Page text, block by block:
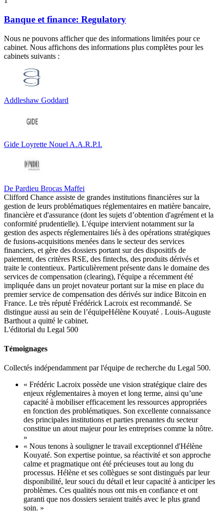
Banque et finance: Regulatory
Nous ne pouvons afficher que des informations limitées pour ce
cabinet. Nous affichons des informations plus complètes pour les
cabinets suivants :
Addleshaw Goddard
Gide Loyrette Nouel A.A.R.P.I.
De Pardieu Brocas Maffei
Clifford Chance assiste de grandes institutions financières sur la
gestion de leurs problématiques réglementaires en matière bancaire,
financière et d'assurance (dont les sujets d’obtention d'agrément et la
conformité prudentielle). L'équipe intervient notamment sur la
gestion des aspects réglementaires liés à des opérations stratégiques
de fusions-acquisitions menées dans le secteur des services
financiers, et gère des dossiers portant sur des dispositifs de
paiement, des critères RSE, des fintechs, des produits dérivés et
traite le contentieux. Particulièrement présente dans le domaine des
services de compensation (clearing), l'équipe a récemment été
impliquée dans un projet novateur portant sur la mise en place du
premier service de compensation des dérivés sur indice Bitcoin en
France. Le très réputé Frédérick Lacroix est recommandé. Se
distingue aussi au sein de l’équipeHélène Kouyaté . Louis-Auguste
Barthout a quitté le cabinet.
L'éditorial du Legal 500
Témoignages
Collectés indépendamment par l'équipe de recherche du Legal 500.
« Frédéric Lacroix possède une vision stratégique claire des
enjeux réglementaires à moyen et long terme, ainsi qu’une
capacité à mobiliser efficacement les ressources appropriées
en fonction des problématiques. Son excellente connaissance
des principales institutions et parties prenantes du secteur
constitue un atout majeur pour les entreprises comme la nôtre.
»
« Nous tenons à souligner le travail exceptionnel d'Hélène
Kouyaté. Son expertise pointue, sa réactivité et son approche
calme et pragmatique ont été précieuses tout au long du
processus. Hélène et ses collègues se sont distingués par leur
disponibilité, leur souci du détail et leur capacité à anticiper les
problèmes. Ces qualités nous ont mis en confiance et ont
garanti que nos dossiers seraient traités avec le plus grand
soin. »